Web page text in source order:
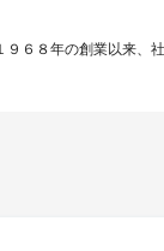
９６８年の創業以来、